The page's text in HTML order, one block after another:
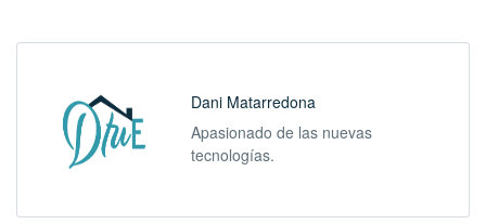
Dani Matarredona
Apasionado de las nuevas
tecnologías.